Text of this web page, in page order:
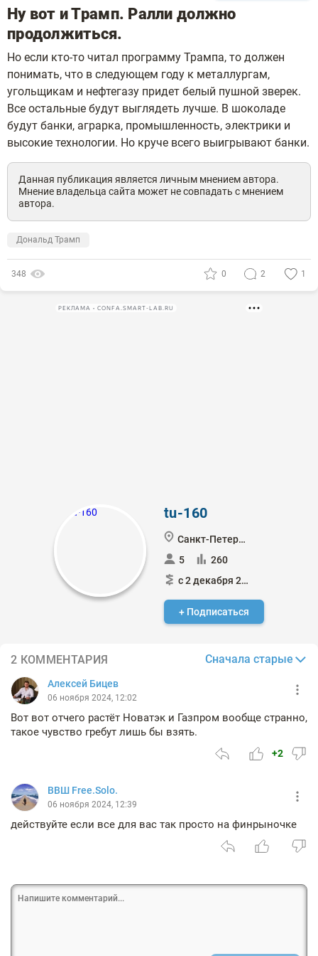
Ну вот и Трамп. Ралли должно
продолжиться.
Но если кто-то читал программу Трампа, то должен
понимать, что в следующем году к металлургам,
угольщикам и нефтегазу придет белый пушной зверек.
Все остальные будут выглядеть лучше. В шоколаде
будут банки, аграрка, промышленность, электрики и
высокие технологии. Но круче всего выигрывают банки.
Данная публикация является личным мнением автора.
Мнение владельца сайта может не совпадать с мнением
автора.
Дональд Трамп
348 0 2 1
РЕКЛАМА • CONFA.SMART-LAB.RU
tu-160
Санкт-Петербург
5
260
с 2 декабря 2018
+ Подписаться
2 КОММЕНТАРИЯ Сначала старые
Алексей Бицев
06 ноября 2024, 12:02
Вот вот отчего растёт Новатэк и Газпром вообще странно,
такое чувство гребут лишь бы взять.
+2
ВВШ Free.Solo.
06 ноября 2024, 12:39
действуйте если все для вас так просто на финрыночке